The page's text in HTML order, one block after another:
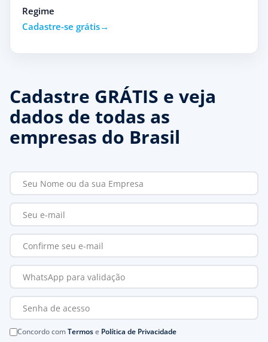
Regime
Cadastre-se grátis
Cadastre GRÁTIS e veja
dados de todas as
empresas do Brasil
Concordo comTermose Política de Privacidade